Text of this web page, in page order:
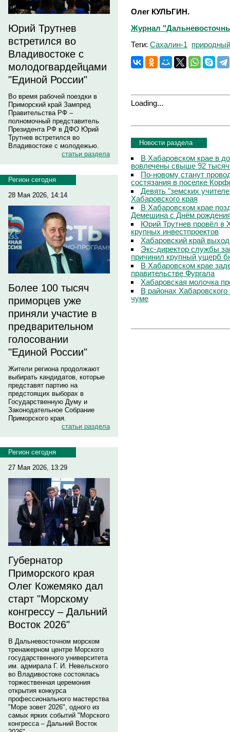
Юрий Трутнев
встретился во
Владивостоке с
молодогвардейцами
"Единой России"
Во время рабочей поездки в
Приморский край Зампред
Правительства РФ –
полномочный представитель
Президента РФ в ДФО Юрий
Трутнев встретился во
Владивостоке с молодежью.
статьи раздела
Регион сегодня
28 Мая 2026, 14:14
Более 100 тысяч
приморцев уже
приняли участие в
предварительном
голосовании
"Единой России"
Жители региона продолжают
выбирать кандидатов, которые
представят партию на
предстоящих выборах в
Государственную Думу и
Законодательное Собрание
Приморского края.
статьи раздела
Регион сегодня
27 Мая 2026, 13:29
Губернатор
Приморского края
Олег Кожемяко дал
старт "Морскому
конгрессу – Дальний
Восток 2026"
В Дальневосточном морском
тренажерном центре Морского
государственного университета
им. адмирала Г. И. Невельского
во Владивостоке состоялась
торжественная церемония
открытия конкурса
профессионального мастерства
"Море зовет 2026", одного из
самых ярких событий "Морского
конгресса – Дальний Восток
Олег КУЛЬГИН.
Журнал
Теги: Сахалин-1
Loading...
Новости раздела
В Хабаровском крае в
вовлечены свыше 92 тысяч
По-новому станут
состязания в поселке
Девять "земских
Хабаровского края
В Хабаровском крае
Демешина с Днём
Юрий Трутнев провёл в
крупных инвестпроектов
Хабаровский край
Экс-директор службы
причинил крупный ущерб
В Хабаровском крае
правительстве Фургала
Хабаровская молочка
В районах
чуме